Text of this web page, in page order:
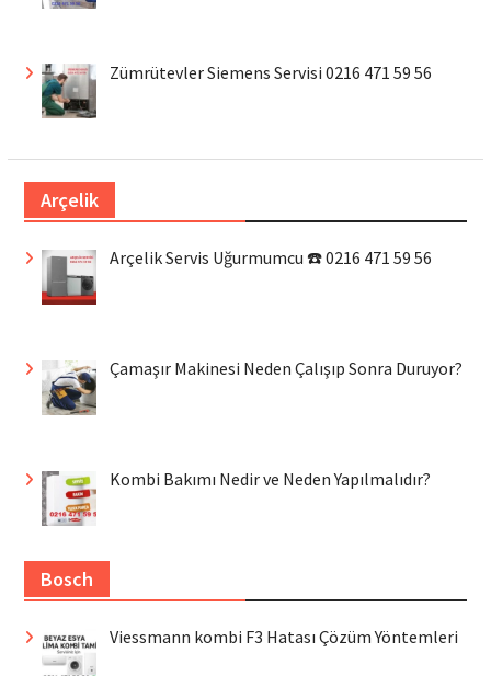
Zümrütevler Siemens Servisi 0216 471 59 56
Arçelik
Arçelik Servis Uğurmumcu ☎️ 0216 471 59 56
Çamaşır Makinesi Neden Çalışıp Sonra Duruyor?
Kombi Bakımı Nedir ve Neden Yapılmalıdır?
Bosch
Viessmann kombi F3 Hatası Çözüm Yöntemleri